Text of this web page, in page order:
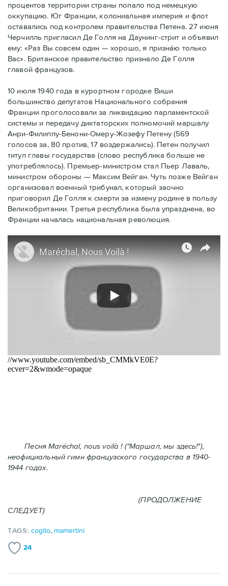
процентов территории страны попало под немецкую
оккупацию. Юг Франции, колониальная империя и флот
оставались под контролем правительства Петена. 27 июня
Черчилль пригласил Де Голля на Даунинг-стрит и объявил
ему: «Раз Вы совсем один — хорошо, я признáю только
Вас». Британское правительство признало Де Голля
главой французов.
10 июля 1940 года в курортном городке Виши
большинство депутатов Национального собрания
Франции проголосовали за ликвидацию парламентской
системы и передачу диктаторских полномочий маршалу
Анри-Филиппу-Бенони-Омеру-Жозефу Петену (569
голосов за, 80 против, 17 воздержались). Петен получил
титул главы государства (слово республика больше не
употреблялось). Премьер-министром стал Пьер Лаваль,
министром обороны — Максим Вейган. Чуть позже Вейган
организовал военный трибунал, который заочно
приговорил Де Голля к смерти за измену родине в пользу
Великобритании. Третья республика была упразднена, во
Франции началась национальная революция.
Песня Maréchal, nous voilà ! ("Маршал, мы здесь!"),
неофициальный гимн французского государства в 1940-
1944 годах.
(ПРОДОЛЖЕНИЕ
СЛЕДУЕТ)
TAGS:cogito, mamertini
24